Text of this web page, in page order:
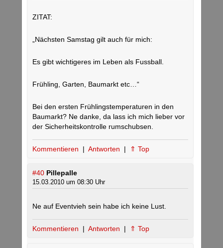
ZITAT:
„Nächsten Samstag gilt auch für mich:
Es gibt wichtigeres im Leben als Fussball.
Frühling, Garten, Baumarkt etc…“
Bei den ersten Frühlingstemperaturen in den
Baumarkt? Ne danke, da lass ich mich lieber vor
der Sicherheitskontrolle rumschubsen.
Kommentieren | Antworten | ⇑ Top
#40 Pillepalle
15.03.2010 um 08:30 Uhr
Ne auf Eventvieh sein habe ich keine Lust.
Kommentieren | Antworten | ⇑ Top